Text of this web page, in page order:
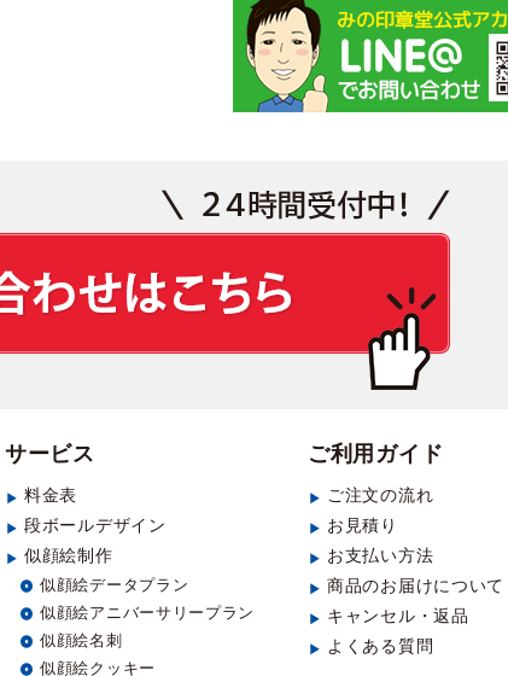
サービス
料金表
段ボールデザイン
似顔絵制作
似顔絵データプラン
似顔絵アニバーサリープラン
似顔絵名刺
似顔絵クッキー
ご利用ガイド
ご注文の流れ
お見積り
お支払い方法
商品のお届けについて
キャンセル・返品
よくある質問